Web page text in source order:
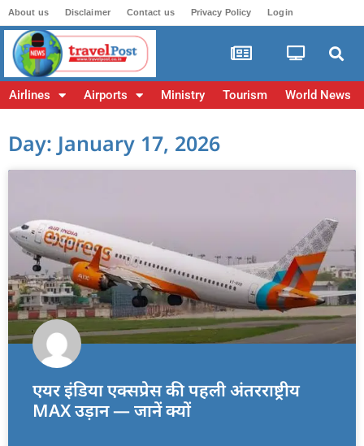
About us Disclaimer Contact us Privacy Policy Login
Airlines Airports Ministry Tourism World News
Day: January 17, 2026
एयर इंडिया एक्सप्रेस की पहली अंतरराष्ट्रीय
MAX उड़ान — जानें क्यों